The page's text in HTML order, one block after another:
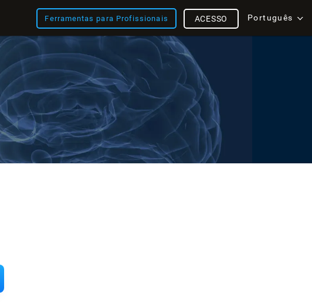
Ferramentas para Profissionais Português
ACESSO